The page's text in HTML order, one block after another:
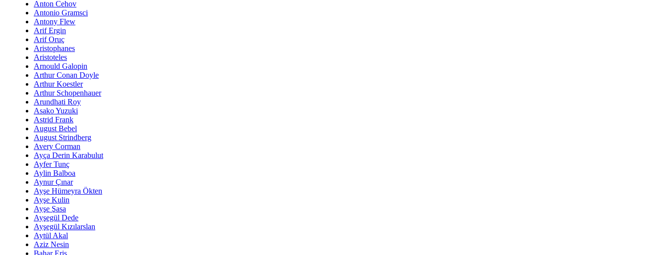
Anton Cehov
Antonio Gramsci
Antony Flew
Arif Ergin
Arif Oruç
Aristophanes
Aristoteles
Arnould Galopin
Arthur Conan Doyle
Arthur Koestler
Arthur Schopenhauer
Arundhati Roy
Asako Yuzuki
Astrid Frank
August Bebel
August Strindberg
Avery Corman
Ayça Derin Karabulut
Ayfer Tunç
Aylin Balboa
Aynur Çınar
Ayşe Hümeyra Ökten
Ayşe Kulin
Ayşe Şasa
Ayşegül Dede
Ayşegül Kızılarslan
Aytül Akal
Aziz Nesin
Bahar Eriş